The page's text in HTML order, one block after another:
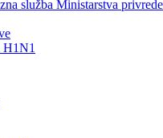
služba Ministarstva privrede